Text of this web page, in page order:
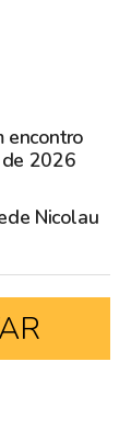
encontro
de 2026
Nicolau